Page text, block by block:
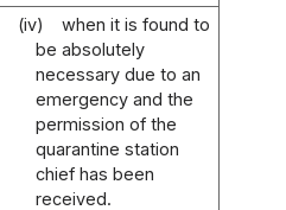
(iv)
when it is found to
be absolutely
necessary due to an
emergency and the
permission of the
quarantine station
chief has been
received.